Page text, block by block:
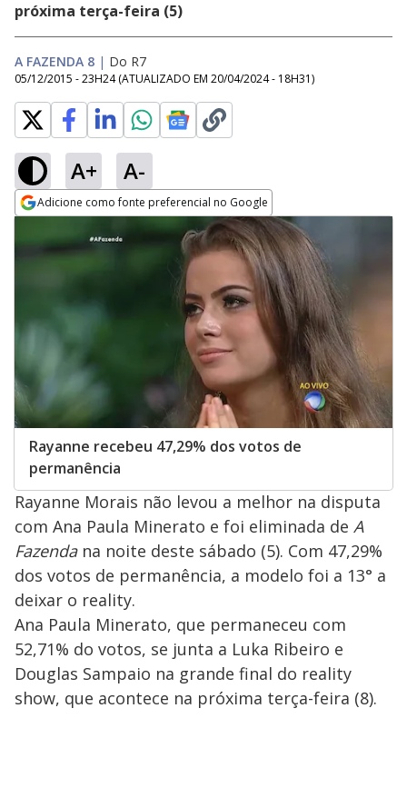
próxima terça-feira (5)
A FAZENDA 8 | Do R7
05/12/2015 - 23H24 (ATUALIZADO EM 20/04/2024 - 18H31)
A+ A-
Adicione como fonte preferencial no Google
Opens in new window
Rayanne recebeu 47,29% dos votos de
permanência
Rayanne Morais não levou a melhor na disputa
com Ana Paula Minerato e foi eliminada de A
Fazendana noite deste sábado (5). Com 47,29%
dos votos de permanência, a modelo foi a 13° a
deixar o reality.
Ana Paula Minerato, que permaneceu com
52,71% do votos, se junta a Luka Ribeiro e
Douglas Sampaio na grande final do reality
show, que acontece na próxima terça-feira (8).